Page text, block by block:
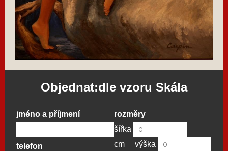
Objednat:dle vzoru Skála
jméno a příjmení
telefon
rozměry
šířka
cm
výška